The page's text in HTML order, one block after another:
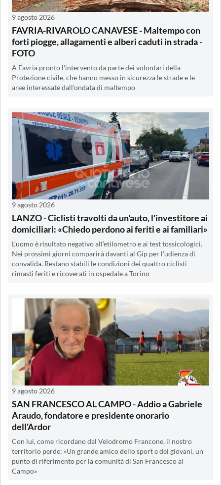
9 agosto 2026
FAVRIA-RIVAROLO CANAVESE - Maltempo con
forti piogge, allagamenti e alberi caduti in strada -
FOTO
A Favria pronto l'intervento da parte dei volontari della
Protezione civile, che hanno messo in sicurezza le strade e le
aree interessate dall'ondata di maltempo
9 agosto 2026
LANZO - Ciclisti travolti da un'auto, l'investitore ai
domiciliari: «Chiedo perdono ai feriti e ai familiari»
L’uomo è risultato negativo all’etilometro e ai test tossicologici.
Nei prossimi giorni comparirà davanti al Gip per l’udienza di
convalida. Restano stabili le condizioni dei quattro ciclisti
rimasti feriti e ricoverati in ospedale a Torino
9 agosto 2026
SAN FRANCESCO AL CAMPO - Addio a Gabriele
Araudo, fondatore e presidente onorario
dell'Ardor
Con lui, come ricordano dal Velodromo Francone, il nostro
territorio perde: «Un grande amico dello sport e dei giovani, un
punto di riferimento per la comunità di San Francesco al
Campo»